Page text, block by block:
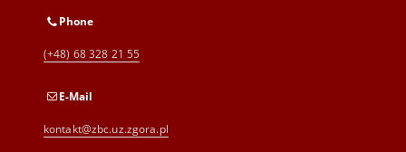
Phone
(+48) 68 328 21 55
E-Mail
kontakt@zbc.uz.zgora.pl